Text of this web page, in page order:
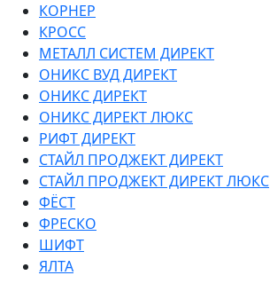
КОРНЕР
КРОСС
МЕТАЛЛ СИСТЕМ ДИРЕКТ
ОНИКС ВУД ДИРЕКТ
ОНИКС ДИРЕКТ
ОНИКС ДИРЕКТ ЛЮКС
РИФТ ДИРЕКТ
СТАЙЛ ПРОДЖЕКТ ДИРЕКТ
СТАЙЛ ПРОДЖЕКТ ДИРЕКТ ЛЮКС
ФЁСТ
ФРЕСКО
ШИФТ
ЯЛТА